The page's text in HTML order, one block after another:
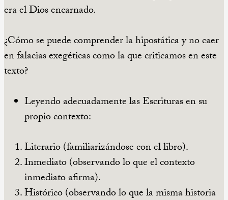
era el Dios encarnado.
¿Cómo se puede comprender la hipostática y no caer
en falacias exegéticas como la que criticamos en este
texto?
Leyendo adecuadamente las Escrituras en su
propio contexto:
Literario (familiarizándose con el libro).
Inmediato (observando lo que el contexto
inmediato afirma).
Histórico (observando lo que la misma historia